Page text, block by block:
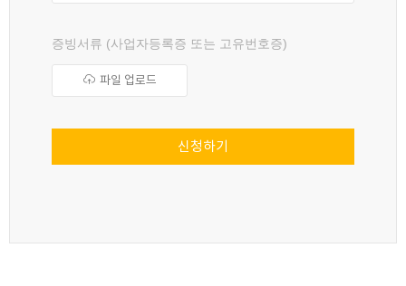
증빙서류 (사업자등록증 또는 고유번호증)
파일 업로드
신청하기